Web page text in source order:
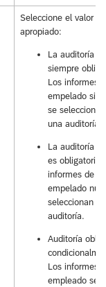
Seleccione el valor
apropiado:
La auditoría es
siempre
Los informes
empelado
se
una auditoría.
La auditoría
es obligatoria.
informes de
empelado
seleccionan
auditoría.
Auditoría
Los informes
empleado se